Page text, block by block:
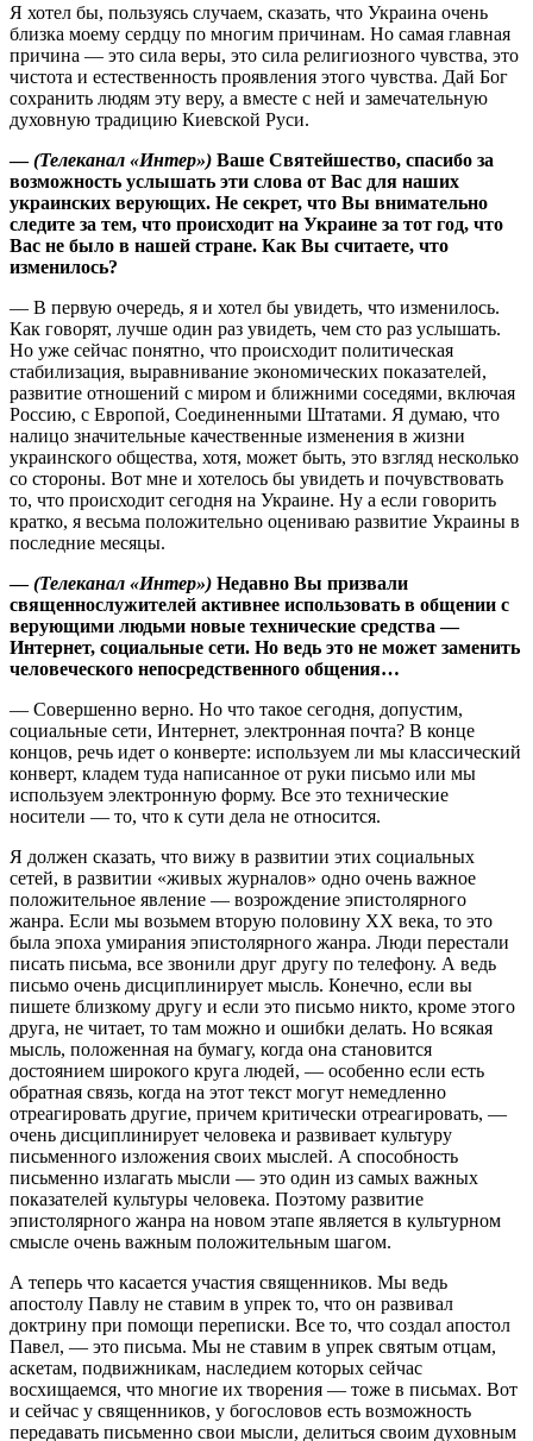
Я хотел бы, пользуясь случаем, сказать, что Украина очень
близка моему сердцу по многим причинам. Но самая главная
причина — это сила веры, это сила религиозного чувства, это
чистота и естественность проявления этого чувства. Дай Бог
сохранить людям эту веру, а вместе с ней и замечательную
духовную традицию Киевской Руси.
—(Телеканал «Интер») Ваше Святейшество, спасибо за
возможность услышать эти слова от Вас для наших
украинских верующих. Не секрет, что Вы внимательно
следите за тем, что происходит на Украине за тот год, что
Вас не было в нашей стране. Как Вы считаете, что
изменилось?
— В первую очередь, я и хотел бы увидеть, что изменилось.
Как говорят, лучше один раз увидеть, чем сто раз услышать.
Но уже сейчас понятно, что происходит политическая
стабилизация, выравнивание экономических показателей,
развитие отношений с миром и ближними соседями, включая
Россию, с Европой, Соединенными Штатами. Я думаю, что
налицо значительные качественные изменения в жизни
украинского общества, хотя, может быть, это взгляд несколько
со стороны. Вот мне и хотелось бы увидеть и почувствовать
то, что происходит сегодня на Украине. Ну а если говорить
кратко, я весьма положительно оцениваю развитие Украины в
последние месяцы.
—(Телеканал «Интер») Недавно Вы призвали
священнослужителей активнее использовать в общении с
верующими людьми новые технические средства —
Интернет, социальные сети. Но ведь это не может заменить
человеческого непосредственного общения…
— Совершенно верно. Но что такое сегодня, допустим,
социальные сети, Интернет, электронная почта? В конце
концов, речь идет о конверте: используем ли мы классический
конверт, кладем туда написанное от руки письмо или мы
используем электронную форму. Все это технические
носители — то, что к сути дела не относится.
Я должен сказать, что вижу в развитии этих социальных
сетей, в развитии «живых журналов» одно очень важное
положительное явление — возрождение эпистолярного
жанра. Если мы возьмем вторую половину XX века, то это
была эпоха умирания эпистолярного жанра. Люди перестали
писать письма, все звонили друг другу по телефону. А ведь
письмо очень дисциплинирует мысль. Конечно, если вы
пишете близкому другу и если это письмо никто, кроме этого
друга, не читает, то там можно и ошибки делать. Но всякая
мысль, положенная на бумагу, когда она становится
достоянием широкого круга людей, — особенно если есть
обратная связь, когда на этот текст могут немедленно
отреагировать другие, причем критически отреагировать, —
очень дисциплинирует человека и развивает культуру
письменного изложения своих мыслей. А способность
письменно излагать мысли — это один из самых важных
показателей культуры человека. Поэтому развитие
эпистолярного жанра на новом этапе является в культурном
смысле очень важным положительным шагом.
А теперь что касается участия священников. Мы ведь
апостолу Павлу не ставим в упрек то, что он развивал
доктрину при помощи переписки. Все то, что создал апостол
Павел, — это письма. Мы не ставим в упрек святым отцам,
аскетам, подвижникам, наследием которых сейчас
восхищаемся, что многие их творения — тоже в письмах. Вот
и сейчас у священников, у богословов есть возможность
передавать письменно свои мысли, делиться своим духовным